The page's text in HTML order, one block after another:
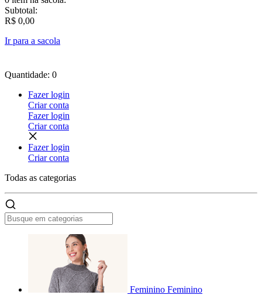
Subtotal:
R$ 0,00
Ir para a sacola
Quantidade: 0
Fazer login
Criar conta
Fazer login
Criar conta
Fazer login
Criar conta
Todas as categorias
Feminino Feminino